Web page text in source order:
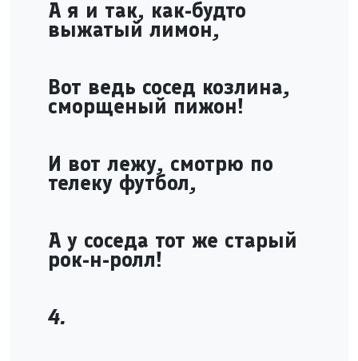
А я и так, как-будто
выжатый лимон,
Вот ведь сосед козлина,
сморщеный пижон!
И вот лежу, смотрю по
телеку футбол,
А у соседа тот же старый
рок-н-ролл!
4.